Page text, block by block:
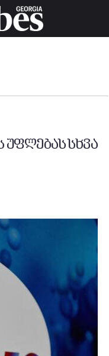
უფლებას სხვა